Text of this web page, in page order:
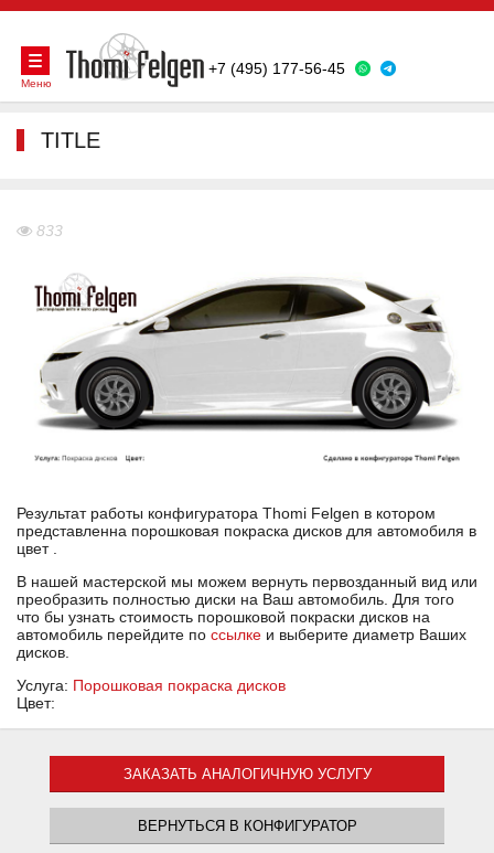
+7 (495) 177-56-45
Меню
TITLE
833
Результат работы конфигуратора Thomi Felgen в котором
представленна порошковая покраска дисков для автомобиля в
цвет .
В нашей мастерской мы можем вернуть первозданный вид или
преобразить полностью диски на Ваш автомобиль. Для того
что бы узнать стоимость порошковой покраски дисков на
автомобиль перейдите по ссылке и выберите диаметр Ваших
дисков.
Услуга: Порошковая покраска дисков
Цвет:
ЗАКАЗАТЬ АНАЛОГИЧНУЮ УСЛУГУ
ВЕРНУТЬСЯ В КОНФИГУРАТОР